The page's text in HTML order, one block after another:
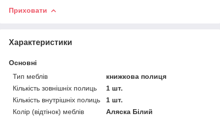
Приховати
Характеристики
Основні
Тип меблів
книжкова полиця
Кількість зовнішніх полиць
1 шт.
Кількість внутрішніх полиць
1 шт.
Колір (відтінок) меблів
Аляска Білий